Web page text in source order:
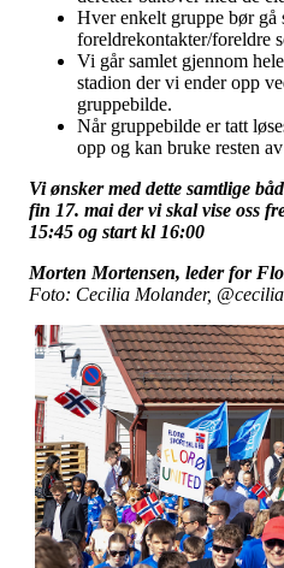
Hver enkelt gruppe bør gå
foreldrekontakter/foreldre
Vi går samlet gjennom
stadion der vi ender opp
gruppebilde.
Når gruppebilde er tatt
opp og kan bruke resten
Vi ønsker med dette samtlige
fin 17. mai der vi skal vise oss
15:45 og start kl 16:00
Morten Mortensen, leder for
Foto: Cecilia Molander,